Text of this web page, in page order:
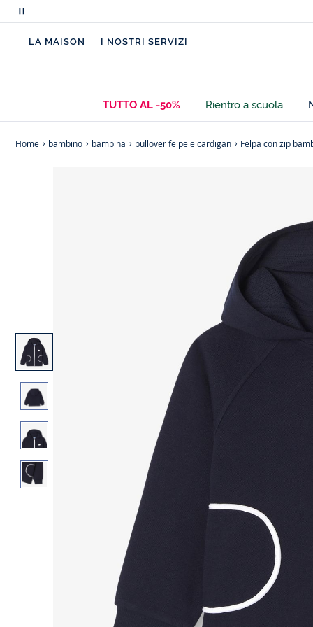
Metti
pausa
LA MAISON I NOSTRI SERVIZI
TUTTO AL -50% Rientro a scuola
Home bambino bambina pullover felpe e cardigan Felpa con zip